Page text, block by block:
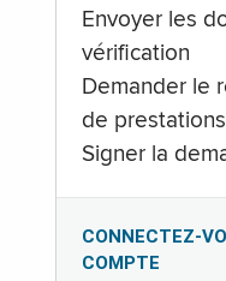
Envoyer les
vérification
Demander le
de prestations
Signer la
CONNECTEZ-
COMPTE